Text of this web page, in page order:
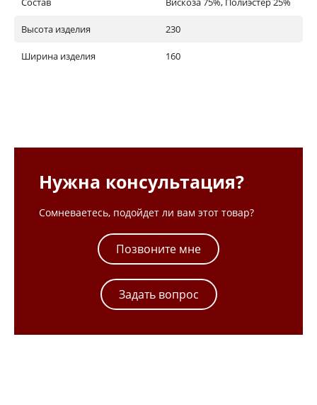
Высота изделия 230
Ширина изделия 160
Нужна консультация?
Сомневаетесь, подойдет ли вам этот товар?
Позвоните мне
Задать вопрос